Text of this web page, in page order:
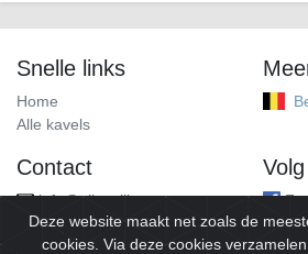
Snelle links
Home
Alle kavels
Contact
info@alleveilingen.net
Deze website maakt net zoals de
cookies. Via deze cookies